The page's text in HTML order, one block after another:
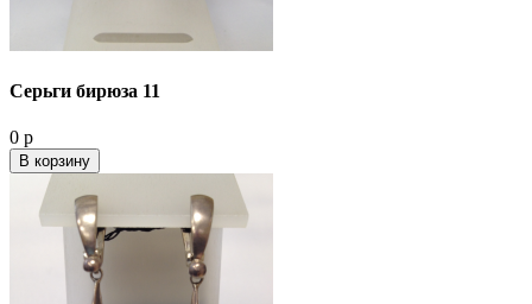
Серьги бирюза 11
0 р
В корзину